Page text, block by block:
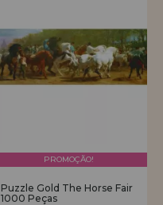
PROMOÇÃO!
Puzzle Gold The Horse Fair
1000 Peças